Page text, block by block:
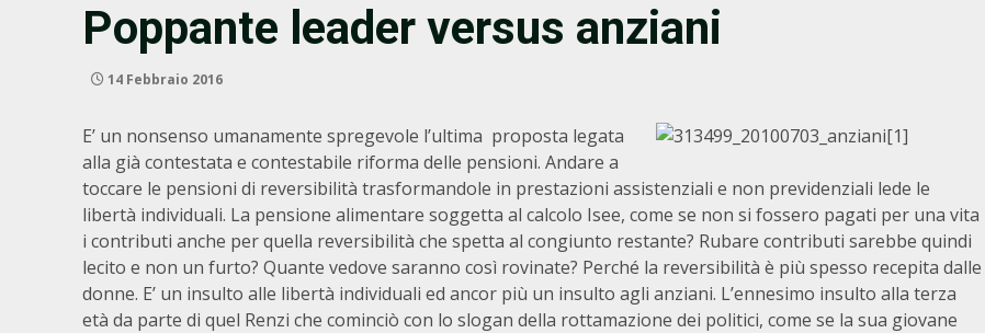
Poppante leader versus anziani
14 Febbraio 2016
E’ un nonsenso umanamente spregevole l’ultima proposta legata
alla già contestata e contestabile riforma delle pensioni. Andare a
toccare le pensioni di reversibilità trasformandole in prestazioni assistenziali e non previdenziali lede le
libertà individuali. La pensione alimentare soggetta al calcolo Isee, come se non si fossero pagati per una vita
i contributi anche per quella reversibilità che spetta al congiunto restante? Rubare contributi sarebbe quindi
lecito e non un furto? Quante vedove saranno così rovinate? Perché la reversibilità è più spesso recepita dalle
donne. E’ un insulto alle libertà individuali ed ancor più un insulto agli anziani. L’ennesimo insulto alla terza
età da parte di quel Renzi che cominciò con lo slogan della rottamazione dei politici, come se la sua giovane